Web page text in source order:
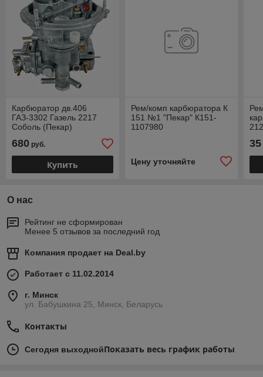
Карбюратор дв.406
ГАЗ-3302 Газель 2217
Соболь (Пекар)
680 руб.
Купить
Рем/комп карбюратора К
151 №1 "Пекар" К151-
1107980
Цену уточняйте
35
О нас
Рейтинг не сформирован
Менее 5 отзывов за последний год
Компания продает на Deal.by
Работает с 11.02.2014
г. Минск
ул. Бабушкина 25, Минск, Беларусь
Контакты
Сегодня выходнойПоказать весь график работы